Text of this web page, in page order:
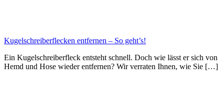
Kugelschreiberflecken entfernen – So geht’s!
Ein Kugelschreiberfleck entsteht schnell. Doch wie lässt er sich von
Hemd und Hose wieder entfernen? Wir verraten Ihnen, wie Sie […]